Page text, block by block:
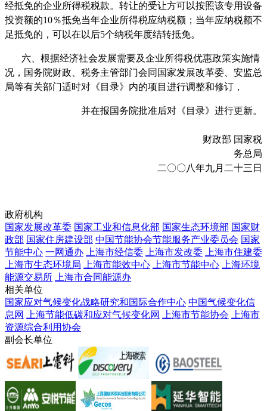
经抵免的企业所得税税款。转让的受让方可以按照该专用设备
投资额的10％抵免当年企业所得税应纳税额；当年应纳税额不
足抵免的，可以在以后5个纳税年度结转抵免。
六、根据经济社会发展需要及企业所得税优惠政策实施情
况，国务院财政、税务主管部门会同国家发展改革委、安监总
局等有关部门适时对《目录》内的项目进行调整和修订，
并在报国务院批准后对《目录》进行更新。
财政部 国家税
务总局
二〇〇八年九月二十三日
政府机构
国家发展改革委 国家工业和信息化部 国家生态环境部 国家财
政部 国家住房建设部 中国节能协会节能服务产业委员会 国家
节能中心 一网通办 上海市经信委 上海市发改委
上海市住建委
上海市生态环境局
上海市能效中心 上海市节能中心
上海环境
能源交易所
上海市合同能源办
相关单位
国家应对气候变化战略研究和国际合作中心 中国气候变化信
息网
上海节能低碳和应对气候变化网 上海市节能协会
上海市
资源综合利用协会
副会长单位